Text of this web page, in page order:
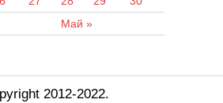
Май »
2012-2022.